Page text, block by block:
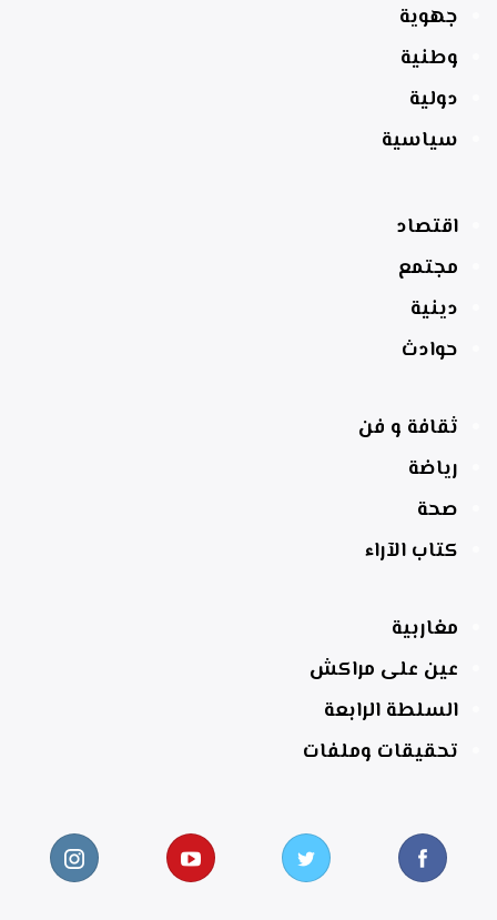
جهوية
وطنية
دولية
سياسية
اقتصاد
مجتمع
دينية
حوادث
ثقافة و فن
رياضة
صحة
كتاب الآراء
مغاربية
عين على مراكش
السلطة الرابعة
تحقيقات وملفات